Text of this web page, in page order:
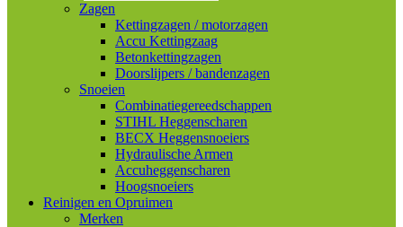
Zagen
Kettingzagen / motorzagen
Accu Kettingzaag
Betonkettingzagen
Doorslijpers / bandenzagen
Snoeien
Combinatiegereedschappen
STIHL Heggenscharen
BECX Heggensnoeiers
Hydraulische Armen
Accuheggenscharen
Hoogsnoeiers
Reinigen en Opruimen
Merken